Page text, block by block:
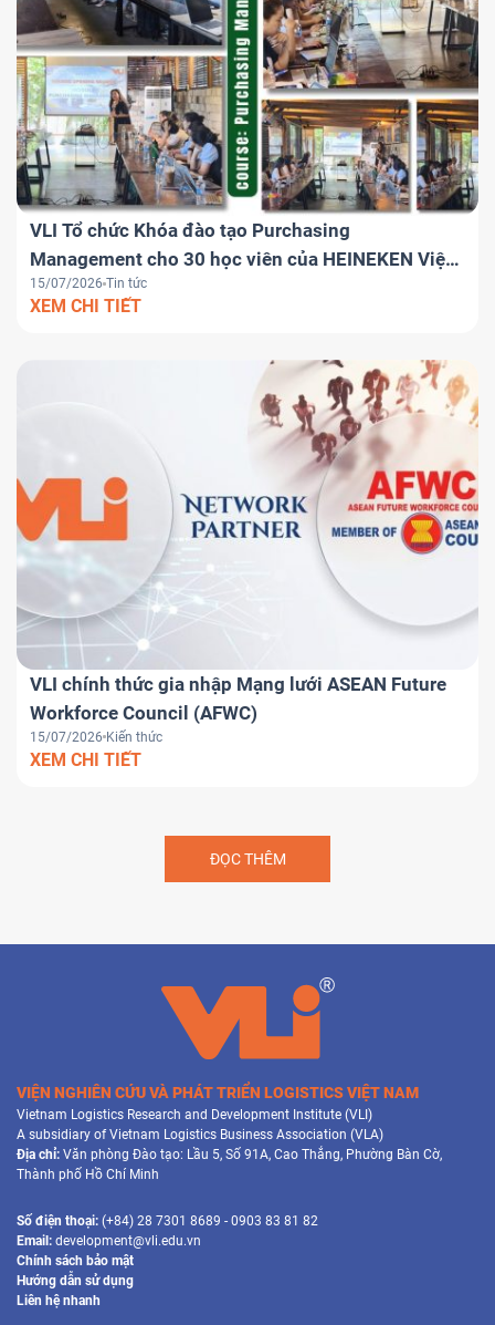
VLI Tổ chức Khóa đào tạo Purchasing
Management cho 30 học viên của HEINEKEN Việt
Nam
15/07/2026 Tin tức
XEM CHI TIẾT
VLI chính thức gia nhập Mạng lưới ASEAN Future
Workforce Council (AFWC)
15/07/2026 Kiến thức
XEM CHI TIẾT
ĐỌC THÊM
VIỆN NGHIÊN CỨU VÀ PHÁT TRIỂN LOGISTICS VIỆT NAM
Vietnam Logistics Research and Development Institute (VLI)
A subsidiary of Vietnam Logistics Business Association (VLA)
Địa chỉ: Văn phòng Đào tạo: Lầu 5, Số 91A, Cao Thắng, Phường Bàn Cờ,
Thành phố Hồ Chí Minh
Số điện thoại: (+84) 28 7301 8689 - 0903 83 81 82
Email: development@vli.edu.vn
Chính sách bảo mật
Hướng dẫn sử dụng
Liên hệ nhanh